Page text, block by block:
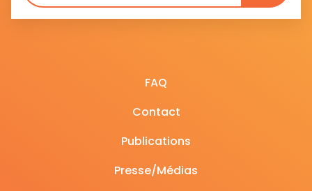
FAQ
Contact
Publications
Presse/Médias